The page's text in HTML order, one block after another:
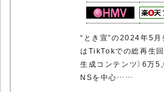
“とき宣”の2024年5月
はTikTokでの総再生回
生成コンテンツ）6万
NSを中心……